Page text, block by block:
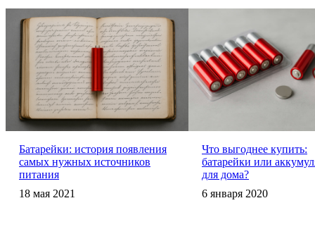
Батарейки: история появления
самых нужных источников
питания
18 мая 2021
Что выгоднее купить:
батарейки или
для дома?
6 января 2020